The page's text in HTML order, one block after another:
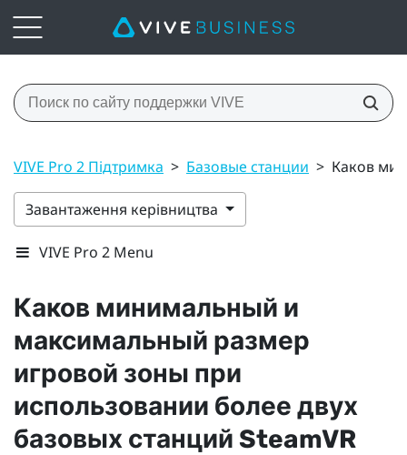
VIVE Pro 2 Підтримка > Базовые станции > Каков
Завантаження керівництва
VIVE Pro 2 Menu
Каков минимальный и
максимальный размер
игровой зоны при
использовании более двух
базовых станций SteamVR